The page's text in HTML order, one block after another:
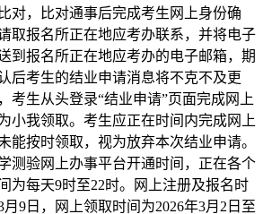
对，比对通事后完成考生网上身份确
取报名所正在地应考办联系，并将电子
到报名所正在地应考办的电子邮箱，期
后考生的结业申请消息将不克不及更
考生从头登录“结业申请”页面完成网上
小我领取。考生应正在时间内完成网上
能按时领取，视为放弃本次结业申请。
测验网上办事平台开通时间，正在各个
为每天9时至22时。网上注册及报名时
月9日，网上领取时间为2026年3月2日至